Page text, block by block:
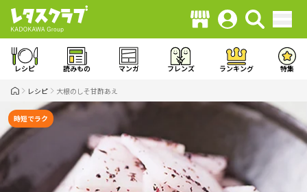
レシピ 読みもの マンガ フレンズ ランキング 特集
レシピ 大根のしそ甘酢あえ
時短でラク